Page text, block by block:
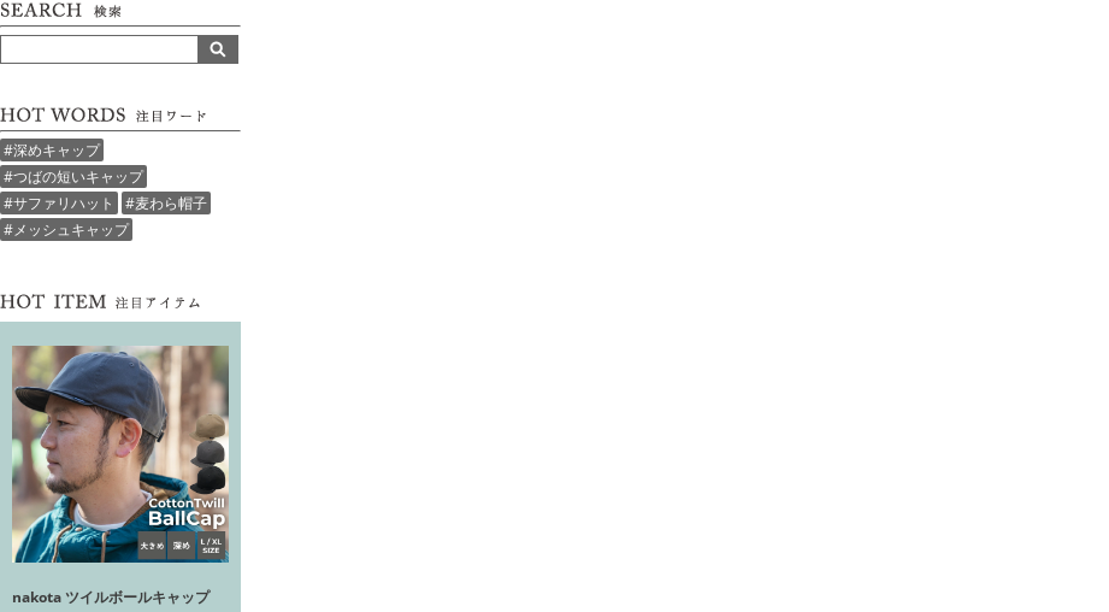
#深めキャップ
#つばの短いキャップ
#サファリハット
#麦わら帽子
#メッシュキャップ
nakota ツイルボールキャップ